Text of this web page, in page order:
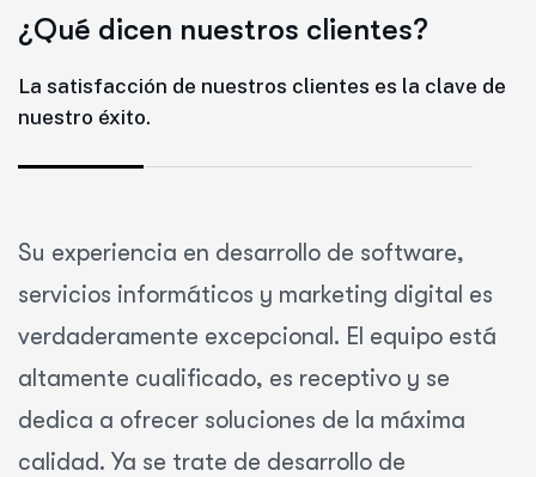
¿Qué dicen nuestros clientes?
La satisfacción de nuestros clientes es la clave de
nuestro éxito.
Su experiencia en desarrollo de software,
servicios informáticos y marketing digital es
verdaderamente excepcional. El equipo está
altamente cualificado, es receptivo y se
dedica a ofrecer soluciones de la máxima
calidad. Ya se trate de desarrollo de